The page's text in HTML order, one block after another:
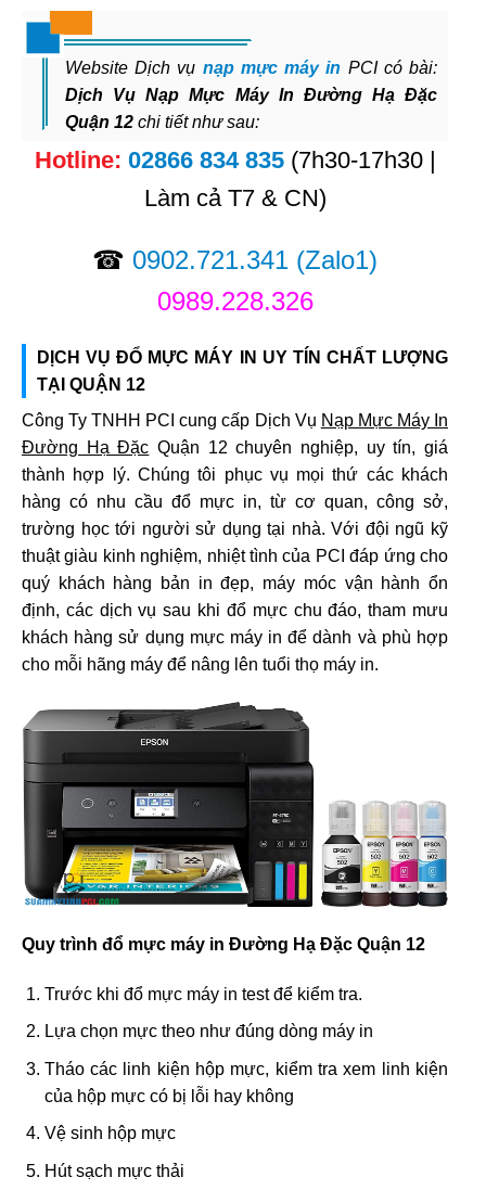
Website Dịch vụ nạp mực máy in PCI có bài:
Dịch Vụ Nạp Mực Máy In Đường Hạ Đặc
Quận 12 chi tiết như sau:
Hotline: 02866 834 835 (7h30-17h30 |
Làm cả T7 & CN)
☎ 0902.721.341 (Zalo1)
0989.228.326
DỊCH VỤ ĐỔ MỰC MÁY IN UY TÍN CHẤT LƯỢNG
TẠI QUẬN 12
Công Ty TNHH PCI cung cấp Dịch Vụ Nạp Mực Máy In
Đường Hạ Đặc Quận 12 chuyên nghiệp, uy tín, giá
thành hợp lý. Chúng tôi phục vụ mọi thứ các khách
hàng có nhu cầu đổ mực in, từ cơ quan, công sở,
trường học tới người sử dụng tại nhà. Với đội ngũ kỹ
thuật giàu kinh nghiệm, nhiệt tình của PCI đáp ứng cho
quý khách hàng bản in đẹp, máy móc vận hành ổn
định, các dịch vụ sau khi đổ mực chu đáo, tham mưu
khách hàng sử dụng mực máy in để dành và phù hợp
cho mỗi hãng máy để nâng lên tuổi thọ máy in.
Quy trình đổ mực máy in Đường Hạ Đặc Quận 12
Trước khi đổ mực máy in test để kiểm tra.
Lựa chọn mực theo như đúng dòng máy in
Tháo các linh kiện hộp mực, kiểm tra xem linh kiện
của hộp mực có bị lỗi hay không
Vệ sinh hộp mực
Hút sạch mực thải